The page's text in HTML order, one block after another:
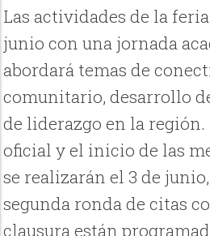
Las actividades de la
junio con una jornada
abordará temas de
comunitario, desarrollo
de liderazgo en la
oficial y el inicio de las
se realizarán el 3 de
segunda ronda de citas
clausura están